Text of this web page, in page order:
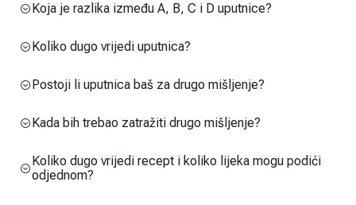
Koja je razlika između A, B, C i D uputnice?
Koliko dugo vrijedi uputnica?
Postoji li uputnica baš za drugo mišljenje?
Kada bih trebao zatražiti drugo mišljenje?
Koliko dugo vrijedi recept i koliko lijeka mogu podići
odjednom?